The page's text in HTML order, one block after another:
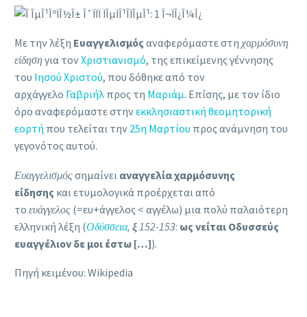
Με την λέξη Ευαγγελισμός αναφερόμαστε στη χαρμόσυνη
είδησηγια τονΧριστιανισμό, της επικείμενης γέννησης
του Ιησού Χριστού, που δόθηκε από τον
αρχάγγελο Γαβριήλ προς τη Μαριάμ. Επίσης, με τον ίδιο
όρο αναφερόμαστε στηνεκκλησιαστική θεομητορική
εορτή που τελείται την 25η Μαρτίου προς ανάμνηση του
γεγονότος αυτού.
Ευαγγελισμόςσημαίνει αναγγελία χαρμόσυνης
είδησης και ετυμολογικά προέρχεται από
το ευάγγελος (=ευ+άγγελος < αγγέλω) μια πολύ παλαιότερη
ελληνική λέξη (Οδύσσεια, ξ 152-153: ως νείται Οδυσσεύς
ευαγγέλιον δε μοι έστω […]).
Πηγή κειμένου: Wikipedia